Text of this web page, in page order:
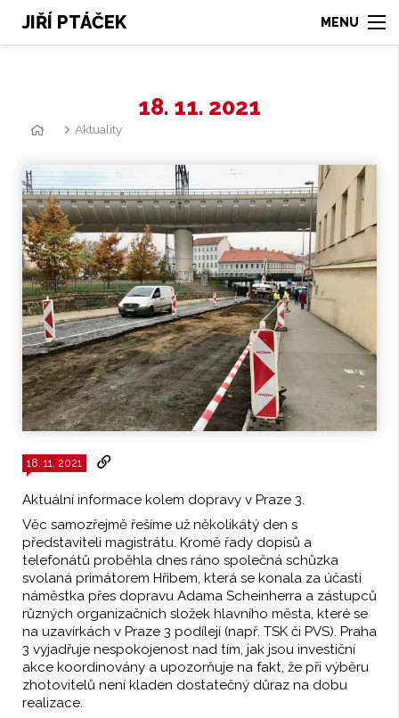
JIŘÍ PTÁČEK
18. 11. 2021
Aktuality
18. 11. 2021
Aktuální informace kolem dopravy v Praze 3.
Věc samozřejmě řešíme už několikátý den s
představiteli magistrátu. Kromě řady dopisů a
telefonátů proběhla dnes ráno společná schůzka
svolaná primátorem Hřibem, která se konala za účasti
náměstka přes dopravu Adama Scheinherra a zástupců
různých organizačních složek hlavního města, které se
na uzavírkách v Praze 3 podílejí (např. TSK či PVS). Praha
3 vyjadřuje nespokojenost nad tím, jak jsou investiční
akce koordinovány a upozorňuje na fakt, že při výběru
zhotovitelů není kladen dostatečný důraz na dobu
realizace.